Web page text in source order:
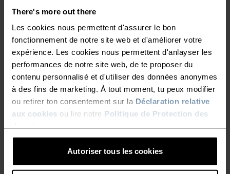
There's more out there
Les cookies nous permettent d'assurer le bon
fonctionnement de notre site web et d'améliorer votre
expérience. Les cookies nous permettent d'anlayser les
performances de notre site web, de te proposer du
contenu personnalisé et d'utiliser des données anonymes
à des fins de marketing. À tout moment, tu peux modifier
ou retirer ton consentement sur la Déclaration relative
aux cookies ou lire notre Politique de Protection des
Autoriser tous les cookies
15°
10°
5°
0°
-5°
15°
10°
5°
0°
-5°
HAUTE VISIBILITÉ